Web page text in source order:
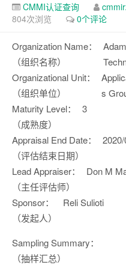
CMMI认证查询
804次浏览
0个评论
Organization Name：
（组织名称）
Organizational Unit：
（组织单位）
s
Maturity Level：
（成熟度）
3
Appraisal End Date：
（评估结束日期）
Lead Appraiser：
（主任评估师）
Don M
Sponsor：
（发起人）
Reli Sulioti
Sampling Summary：
（抽样汇总）